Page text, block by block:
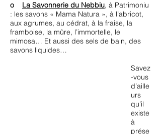
o La Savonnerie du Nebbiu, à Patrimoniu
: les savons « Mama Natura », à l’abricot,
aux agrumes, au cédrat, à la fraise, la
framboise, la mûre, l’immortelle, le
mimosa… Et aussi des sels de bain, des
savons liquides…
Savez
-vous
d’aille
urs
qu’il
existe
à
prése